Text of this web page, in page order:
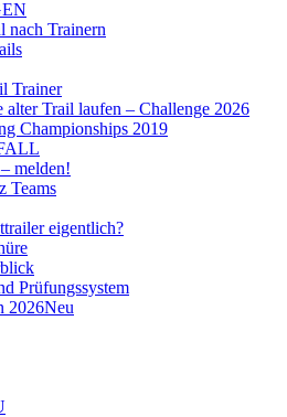
nach Trainern
Trainer
alter Trail laufen – Challenge 2026
Championships 2019
melden!
Teams
eigentlich?
Prüfungssystem
2026Neu